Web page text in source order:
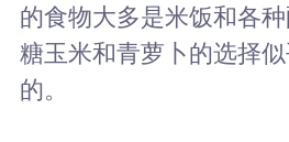
的食物大多是米饭和各
糖玉米和青萝卜的选择
的。